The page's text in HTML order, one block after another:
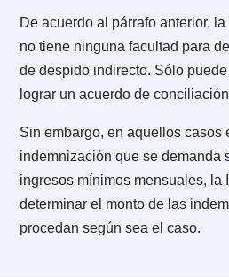
3.4. ¿Qué rol
Trabajo respecto
despido indirecto?
El procedimiento depende
indemnización que solicite el
Si el monto es inferior a
mensuales, el trabajador
la Inspección. Una vez